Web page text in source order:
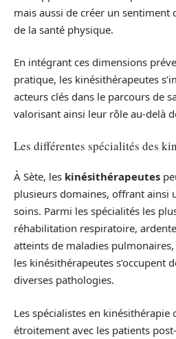
mais aussi de créer un
de la santé physique.
En intégrant ces dimensions
pratique, les kinésithérapeutes
acteurs clés dans le parcours de
valorisant ainsi leur rôle au-delà
Les différentes spécialités des
À Sète, les kinésithérapeutes
plusieurs domaines, offrant ainsi
soins. Parmi les spécialités les
réhabilitation respiratoire,
atteints de maladies
les kinésithérapeutes s’occupent
diverses pathologies.
Les spécialistes en
étroitement avec les patients